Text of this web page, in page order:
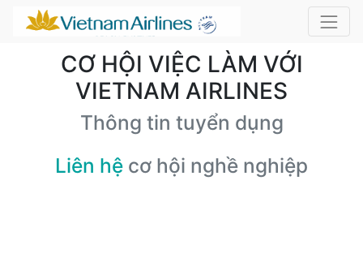
CƠ HỘI VIỆC LÀM VỚI
VIETNAM AIRLINES
Thông tin tuyển dụng
Liên hệ cơ hội nghề nghiệp